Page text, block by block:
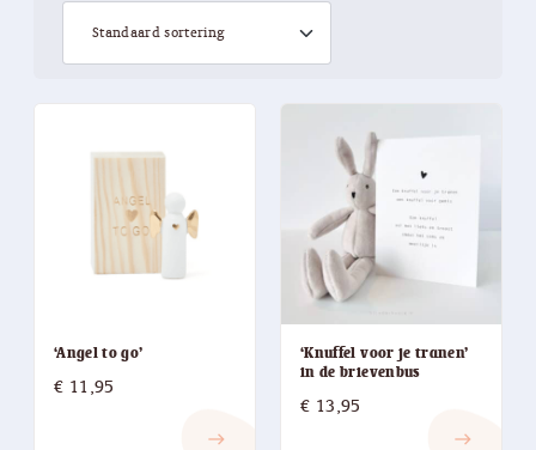
‘Angel to go’
€ 11,95
east
‘Knuffel voor je tranen’
in de brievenbus
€ 13,95
east